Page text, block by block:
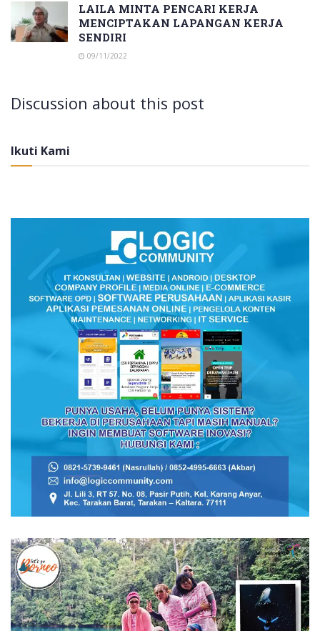
LAILA MINTA PENCARI KERJA
MENCIPTAKAN LAPANGAN KERJA
SENDIRI
09/11/2022
Discussion about this post
Ikuti Kami